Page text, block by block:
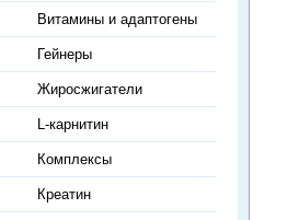
Витамины и адаптогены
Гейнеры
Жиросжигатели
L-карнитин
Комплексы
Креатин